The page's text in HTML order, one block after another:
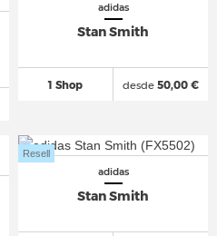
adidas
Stan Smith
1 Shop desde50,00 €
adidas
Stan Smith
Resell